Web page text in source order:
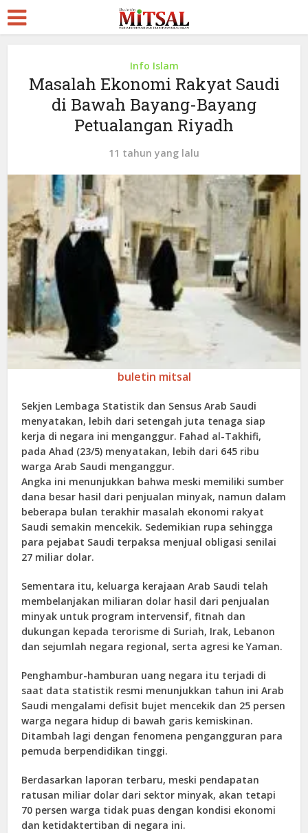
Info Islam
Masalah Ekonomi Rakyat Saudi
di Bawah Bayang-Bayang
Petualangan Riyadh
11 tahun yang lalu
buletin mitsal
Sekjen Lembaga Statistik dan Sensus Arab Saudi
menyatakan, lebih dari setengah juta tenaga siap
kerja di negara ini menganggur. Fahad al-Takhifi,
pada Ahad (23/5) menyatakan, lebih dari 645 ribu
warga Arab Saudi menganggur.
Angka ini menunjukkan bahwa meski memiliki sumber
dana besar hasil dari penjualan minyak, namun dalam
beberapa bulan terakhir masalah ekonomi rakyat
Saudi semakin mencekik. Sedemikian rupa sehingga
para pejabat Saudi terpaksa menjual obligasi senilai
27 miliar dolar.
Sementara itu, keluarga kerajaan Arab Saudi telah
membelanjakan miliaran dolar hasil dari penjualan
minyak untuk program intervensif, fitnah dan
dukungan kepada terorisme di Suriah, Irak, Lebanon
dan sejumlah negara regional, serta agresi ke Yaman.
Penghambur-hamburan uang negara itu terjadi di
saat data statistik resmi menunjukkan tahun ini Arab
Saudi mengalami defisit bujet mencekik dan 25 persen
warga negara hidup di bawah garis kemiskinan.
Ditambah lagi dengan fenomena pengangguran para
pemuda berpendidikan tinggi.
Berdasarkan laporan terbaru, meski pendapatan
ratusan miliar dolar dari sektor minyak, akan tetapi
70 persen warga tidak puas dengan kondisi ekonomi
dan ketidaktertiban di negara ini.